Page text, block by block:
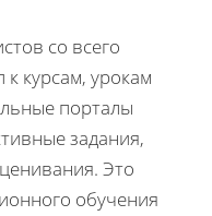
со всего
к курсам, урокам
порталы
задания,
Это
обучения